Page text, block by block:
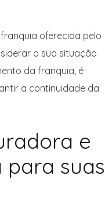
oferecida pelo
a sua situação
da franquia, é
a continuidade da
e
suas